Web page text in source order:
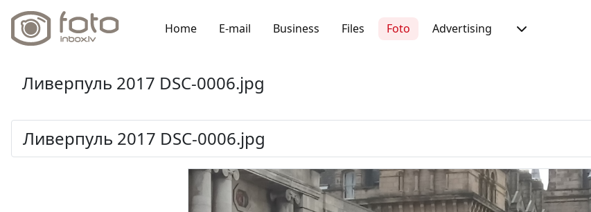
Home E-mail Business Files Foto Advertising
Ливерпуль 2017 DSC-0006.jpg
Ливерпуль 2017 DSC-0006.jpg